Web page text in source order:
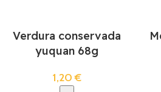
Verdura conservada
yuquan 68g
1,20€